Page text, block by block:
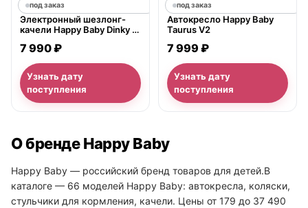
под заказ
Электронный шезлонг-
качели Happy Baby Dinky с
7 990 ₽
Узнать дату
поступления
под заказ
Автокресло Happy Baby
Taurus V2
7 999 ₽
Узнать дату
поступления
О бренде Happy Baby
Happy Baby — российский бренд товаров для детей.В
каталоге — 66 моделей Happy Baby: автокресла, коляски,
стульчики для кормления, качели. Цены от 179 до 37 490